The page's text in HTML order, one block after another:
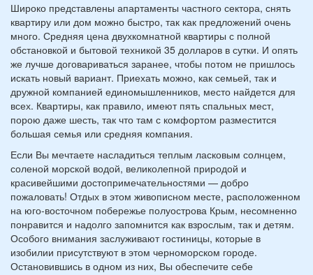
Широко представлены апартаменты частного сектора, снять
квартиру или дом можно быстро, так как предложений очень
много. Средняя цена двухкомнатной квартиры с полной
обстановкой и бытовой техникой 35 долларов в сутки. И опять
же лучше договариваться заранее, чтобы потом не пришлось
искать новый вариант. Приехать можно, как семьей, так и
дружной компанией единомышленников, место найдется для
всех. Квартиры, как правило, имеют пять спальных мест,
порою даже шесть, так что там с комфортом разместится
большая семья или средняя компания.
Если Вы мечтаете насладиться теплым ласковым солнцем,
соленой морской водой, великолепной природой и
красивейшими достопримечательностями — добро
пожаловать! Отдых в этом живописном месте, расположенном
на юго-восточном побережье полуострова Крым, несомненно
понравится и надолго запомнится как взрослым, так и детям.
Особого внимания заслуживают гостиницы, которые в
изобилии присутствуют в этом черноморском городе.
Остановившись в одном из них, Вы обеспечите себе